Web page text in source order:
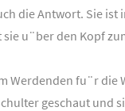
die Antwort. Sie ist
u¨ber den Kopf
Werdenden fu¨r
geschaut